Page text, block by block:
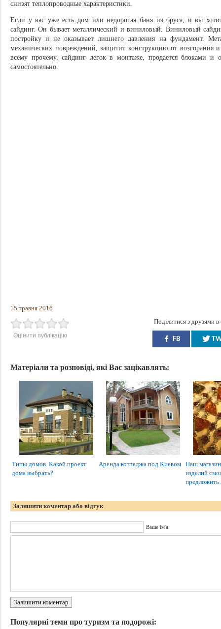
снизят теплопроводные характеристики.
Если у вас уже есть дом или недорогая баня из бруса, и вы
сайдинг. Он бывает металлический и виниловый. Виниловый
постройку и не оказывает лишнего давления на фундамент.
механических повреждений, защитит конструкцию от возгорания
всему прочему, сайдинг легок в монтаже, продается блоками и
самостоятельно.
15 травня 2016
Оцінити публікацію
Поділитися з друзями
FB
Матеріали та розповіді, які Вас зацікавлять:
Типы домов. Какой проект
дома выбрать?
Аренда коттеджа под Киевом Наш
изделий
Залишити коментар або відгук
Ваше ім'я
Залишити коментар
Популярні теми про туризм та подорожі: